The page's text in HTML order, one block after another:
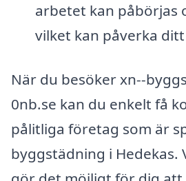
arbetet kan påbörjas
vilket kan påverka
När du besöker xn--
0nb.se kan du enkelt få
pålitliga företag som är
byggstädning i Hedekas.